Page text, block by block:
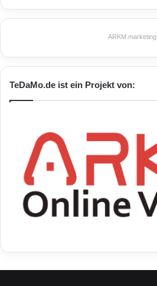
ARKM.marketing
TeDaMo.de ist ein Projekt von: